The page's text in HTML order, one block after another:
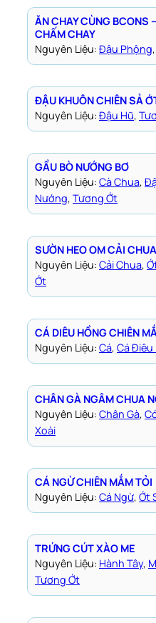
ĂN CHAY CÙNG BCONS
CHẤM CHAY
Nguyên Liệu: Đậu Phộng,
ĐẬU KHUÔN CHIÊN SẢ
Nguyên Liệu: Đậu Hũ,
GẦU BÒ NƯỚNG BƠ
Nguyên Liệu: Cà Chua,
Nướng, Tương Ớt
SƯỜN HEO OM CẢI CHUA
Nguyên Liệu: Cải Chua,
Ớt
CÁ DIÊU HỒNG CHIÊN
Nguyên Liệu: Cá, Cá Điêu
CHÂN GÀ NGÂM CHUA
Nguyên Liệu: Chân Gà,
Xoài
CÁ NGỪ CHIÊN MẮM TỎI
Nguyên Liệu: Cá Ngừ, Ớt
TRỨNG CÚT XÀO ME
Nguyên Liệu: Hành Tây,
Tương Ớt